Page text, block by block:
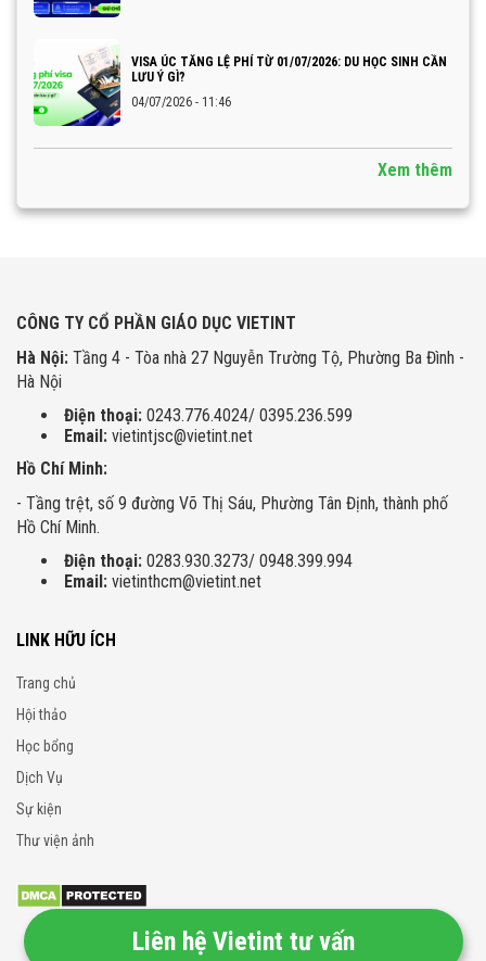
VISA ÚC TĂNG LỆ PHÍ TỪ 01/07/2026: DU HỌC SINH CẦN
LƯU Ý GÌ?
04/07/2026 - 11:46
Xem thêm
CÔNG TY CỔ PHẦN GIÁO DỤC VIETINT
Hà Nội: Tầng 4 - Tòa nhà 27 Nguyễn Trường Tộ, Phường Ba Đình -
Hà Nội
Điện thoại: 0243.776.4024/ 0395.236.599
Email: vietintjsc@vietint.net
Hồ Chí Minh:
- Tầng trệt, số 9 đường Võ Thị Sáu, Phường Tân Định, thành phố
Hồ Chí Minh.
Điện thoại: 0283.930.3273/ 0948.399.994
Email: vietinthcm@vietint.net
LINK HỮU ÍCH
Trang chủ
Hội thảo
Học bổng
Dịch Vụ
Sự kiện
Thư viện ảnh
Liên hệ Vietint tư vấn